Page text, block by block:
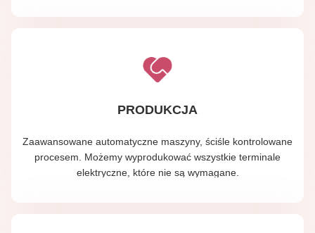
PRODUKCJA
Zaawansowane automatyczne maszyny, ściśle kontrolowane
procesem. Możemy wyprodukować wszystkie terminale
elektryczne, które nie są wymagane.